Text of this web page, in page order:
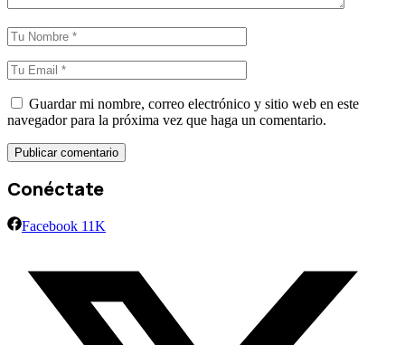
Guardar mi nombre, correo electrónico y sitio web en este
navegador para la próxima vez que haga un comentario.
Conéctate
Facebook 11K